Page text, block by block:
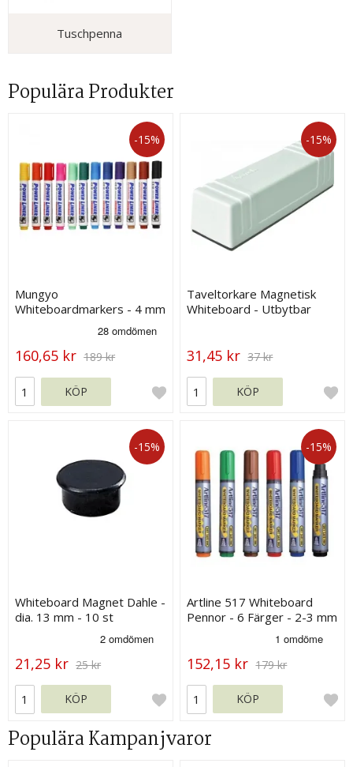
Tuschpenna
Populära Produkter
-15%
Mungyo
Whiteboardmarkers - 4 mm
Spets - 12-pack
160,65 kr 189 kr
KÖP
-15%
Taveltorkare Magnetisk
Whiteboard - Utbytbar
31,45 kr 37 kr
KÖP
-15%
Whiteboard Magnet Dahle -
dia. 13 mm - 10 st
21,25 kr 25 kr
KÖP
-15%
Artline 517 Whiteboard
Pennor - 6 Färger - 2-3 mm
152,15 kr 179 kr
KÖP
Populära Kampanjvaror